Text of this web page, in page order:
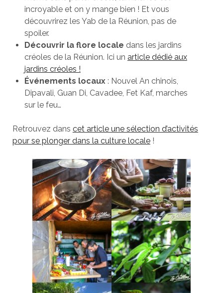
incroyable et on y mange bien ! Et vous
découvrirez les Yab de la Réunion, pas de
spoiler.
Découvrir la flore locale dans les jardins
créoles de la Réunion. Ici un article dédié aux
jardins créoles !
Événements locaux : Nouvel An chinois,
Dipavali, Guan Di, Cavadee, Fet Kaf, marches
sur le feu…
Retrouvez dans cet article une sélection d’activités
pour se plonger dans la culture locale!